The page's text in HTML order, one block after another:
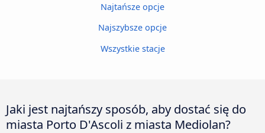
Najtańsze opcje
Najszybsze opcje
Wszystkie stacje
Jaki jest najtańszy sposób, aby dostać się do
miasta Porto D'Ascoli z miasta Mediolan?